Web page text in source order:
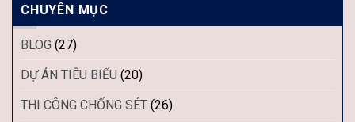
CHUYÊN MỤC
BLOG (27)
DỰ ÁN TIÊU BIỂU (20)
THI CÔNG CHỐNG SÉT (26)